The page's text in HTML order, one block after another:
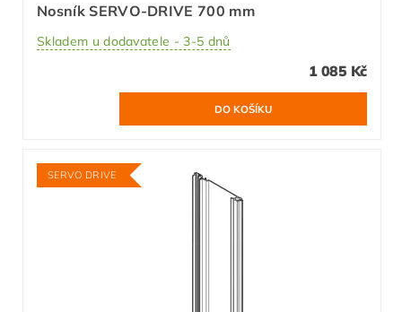
Nosník SERVO-DRIVE 700 mm
Skladem u dodavatele - 3-5 dnů
1 085 Kč
SERVO DRIVE